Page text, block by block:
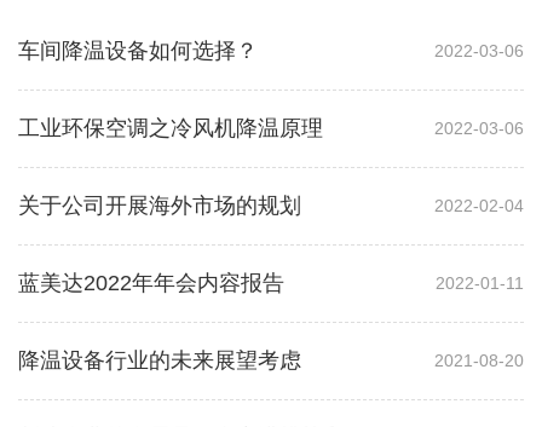
车间降温设备如何选择？ 2022-03-06
工业环保空调之冷风机降温原理 2022-03-06
关于公司开展海外市场的规划 2022-02-04
蓝美达2022年年会内容报告 2022-01-11
降温设备行业的未来展望考虑 2021-08-20